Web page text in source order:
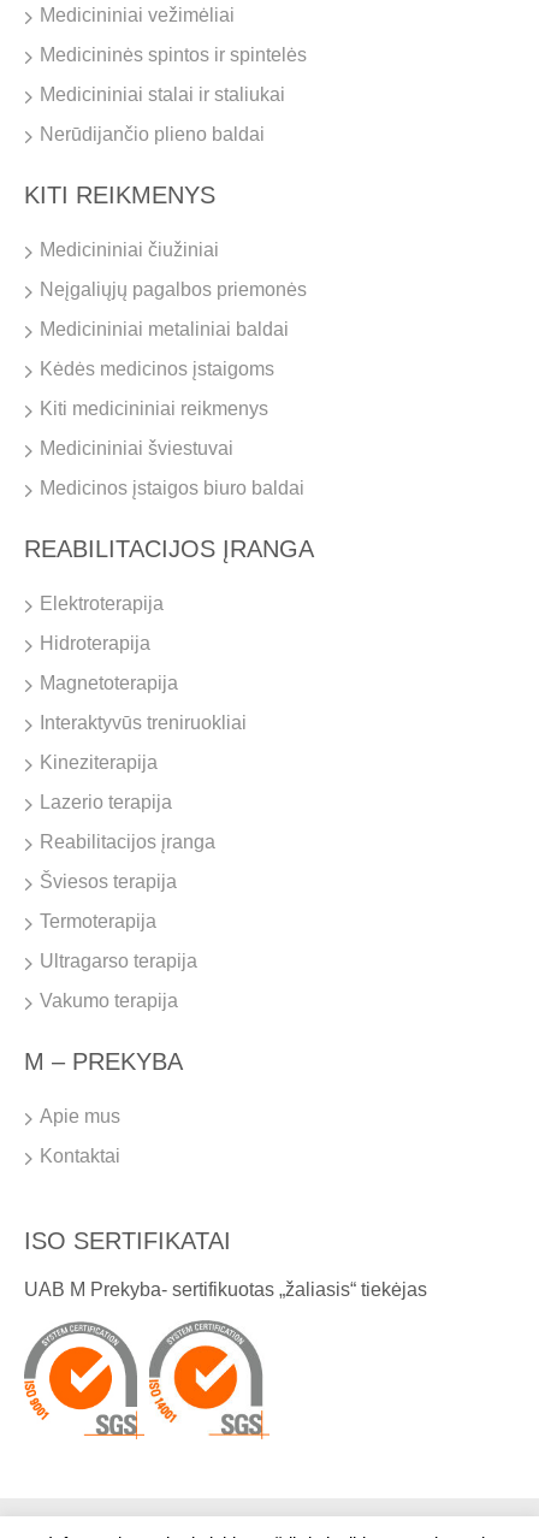
Medicininiai vežimėliai
Medicininės spintos ir spintelės
Medicininiai stalai ir staliukai
Nerūdijančio plieno baldai
KITI REIKMENYS
Medicininiai čiužiniai
Neįgaliųjų pagalbos priemonės
Medicininiai metaliniai baldai
Kėdės medicinos įstaigoms
Kiti medicininiai reikmenys
Medicininiai šviestuvai
Medicinos įstaigos biuro baldai
REABILITACIJOS ĮRANGA
Elektroterapija
Hidroterapija
Magnetoterapija
Interaktyvūs treniruokliai
Kineziterapija
Lazerio terapija
Reabilitacijos įranga
Šviesos terapija
Termoterapija
Ultragarso terapija
Vakumo terapija
M – PREKYBA
Apie mus
Kontaktai
ISO SERTIFIKATAI
UAB M Prekyba- sertifikuotas „žaliasis“ tiekėjas